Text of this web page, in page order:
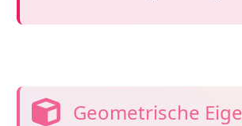
Geometrische